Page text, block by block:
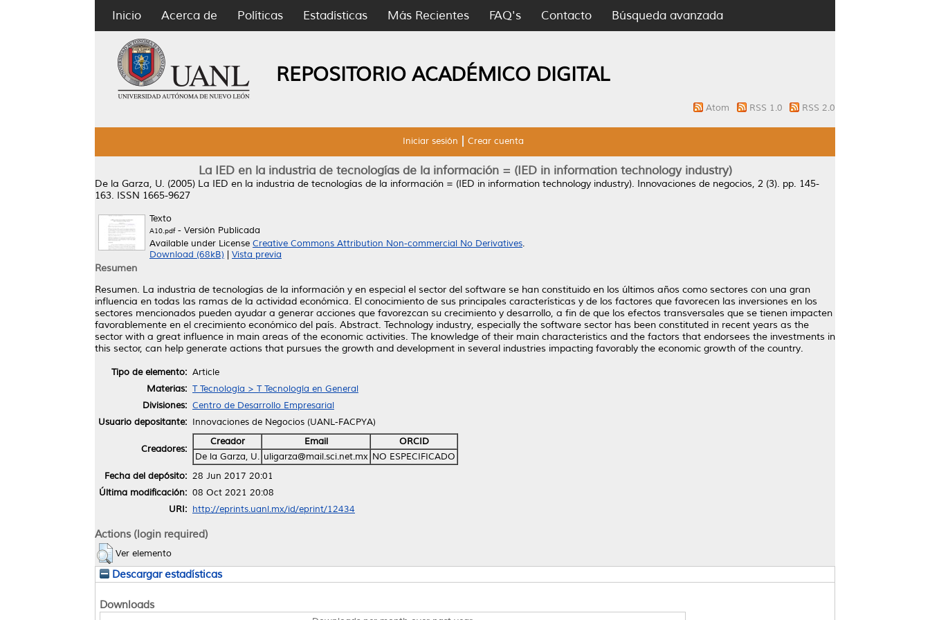
Inicio Acerca de Políticas Estadísticas Más Recientes FAQ's Contacto Búsqueda avanzada
REPOSITORIO ACADÉMICO DIGITAL
Atom RSS 1.0 RSS 2.0
Iniciar sesión Crear cuenta
La IED en la industria de tecnologías de la información = (IED in information technology industry)
De la Garza, U. (2005) La IED en la industria de tecnologías de la información = (IED in information technology industry). Innovaciones de negocios, 2 (3). pp. 145-
163. ISSN 1665-9627
Texto
A10.pdf- Versión Publicada
Available under License Creative Commons Attribution Non-commercial No Derivatives.
Download (68kB)
Vista previa
Resumen
Resumen. La industria de tecnologías de la información y en especial el sector del software se han constituido en los últimos años como sectores con una gran
influencia en todas las ramas de la actividad económica. El conocimiento de sus principales características y de los factores que favorecen las inversiones en los
sectores mencionados pueden ayudar a generar acciones que favorezcan su crecimiento y desarrollo, a fin de que los efectos transversales que se tienen impacten
favorablemente en el crecimiento económico del país. Abstract. Technology industry, especially the software sector has been constituted in recent years as the
sector with a great influence in main areas of the economic activities. The knowledge of their main characteristics and the factors that endorsees the investments in
this sector, can help generate actions that pursues the growth and development in several industries impacting favorably the economic growth of the country.
Tipo de elemento: Article
Materias: T Tecnología > T Tecnología en General
Divisiones: Centro de Desarrollo Empresarial
Usuario depositante: Innovaciones de Negocios (UANL-FACPYA)
Creadores:
Creador Email
ORCID
De la Garza, U. uligarza@mail.sci.net.mx NO ESPECIFICADO
Fecha del depósito: 28 Jun 2017 20:01
Última modificación: 08 Oct 2021 20:08
URI: http://eprints.uanl.mx/id/eprint/12434
Actions (login required)
Ver elemento
Descargar estadísticas
Downloads